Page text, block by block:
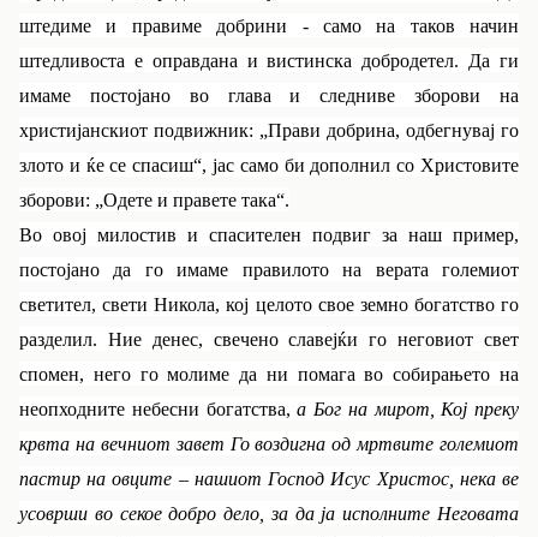
штедиме и правиме добрини - само на таков начин
штедливоста е оправдана и вистинска добродетел. Да ги
имаме постојано во глава и следниве зборови на
христијанскиот подвижник: „Прави добрина, одбегнувај го
злото и ќе се спасиш“, јас само би дополнил со Христовите
зборови: „Одете и правете така“.
Во овој милостив и спасителен подвиг за наш пример,
постојано да го имаме правилото на верата големиот
светител, свети Никола, кој целото свое земно богатство го
разделил. Ние денес, свечено славејќи го неговиот свет
спомен, него го молиме да ни помага во собирањето на
неопходните небесни богатства,а Бог на мирот, Кој преку
крвта на вечниот завет Го воздигна од мртвите големиот
пастир на овците – нашиот Господ Исус Христос, нека ве
усоврши во секое добро дело, за да ја исполните Неговата